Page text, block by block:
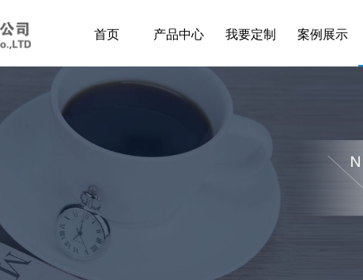
首页 产品中心 我要定制 案例展示